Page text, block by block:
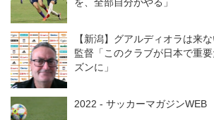
を、全部自分がやる」
【新潟】グアルディオラは来
監督「このクラブが日本で重
ズンに」
2022 - サッカーマガジンWEB